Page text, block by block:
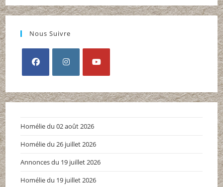
Nous Suivre
dans
onglet
dans
onglet
dans
onglet
Homélie du 02 août 2026
Homélie du 26 juillet 2026
Annonces du 19 juillet 2026
Homélie du 19 juillet 2026